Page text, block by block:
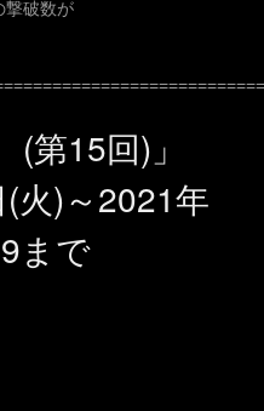
撃破数が
第15回)」
火)～2021年
まで